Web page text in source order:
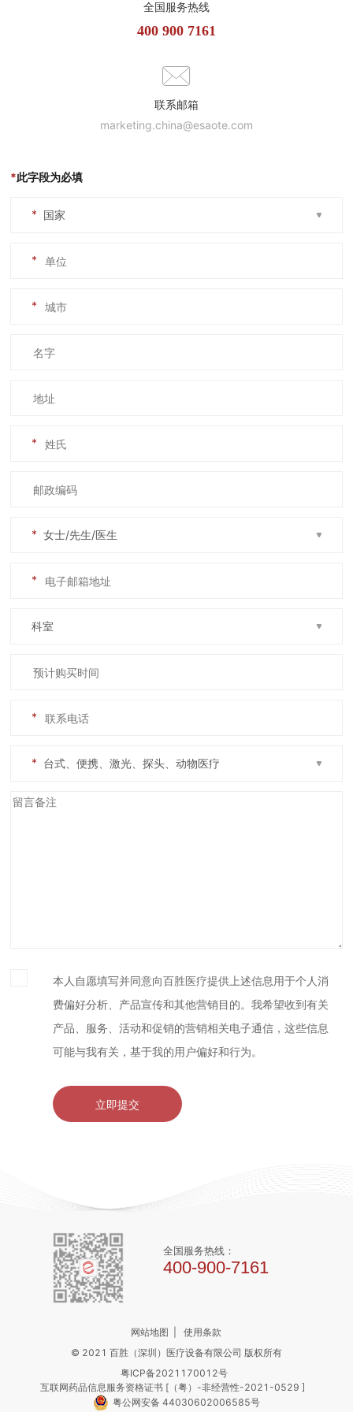
全国服务热线
400 900 7161
联系邮箱
marketing.china@esaote.com
*此字段为必填
*
*
*
*
*
*
*
*
本人自愿填写并同意向百胜医疗提供上述信息用于个人消
费偏好分析、产品宣传和其他营销目的。我希望收到有关
产品、服务、活动和促销的营销相关电子通信，这些信息
可能与我有关，基于我的用户偏好和行为。
全国服务热线：
400-900-7161
网站地图 |使用条款
© 2021 百胜（深圳）医疗设备有限公司 版权所有
粤ICP备2021170012号
互联网药品信息服务资格证书 [（粤）-非经营性-2021-0529 ]
粤公网安备 44030602006585号